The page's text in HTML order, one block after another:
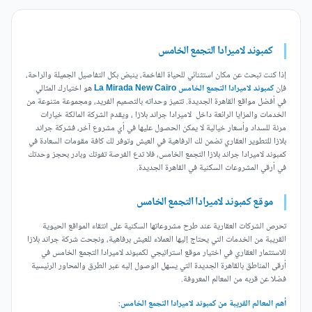
كمبوند لاميرادا التجمع الخامس
إذا كنت تبحث عن مكان استثنائي للحياة الفاخمة، ينبض بكل التفاصيل الجميلة والراحة،
فإنكمبوند لاميرادا التجمع الخامس La Mirada New Cairo
هو اختيارك المثالي
في أفضل مواقع القاهرة الجديدة. تتميز وحداته بالتصميم الفريد، ومجموعة متنوعة من
الخدمات والمزايا الرائعة داخل لاميرادا جراند بلازا ، ويقدم الشركة المالكة خيارات
مرنة للسداد وأسعار خيالية لا يمكن الحصول عليها في أي مشروع آخر، فشركة جراند
بلازا للتطوير العقاري تضمن لك الرفاهية في العيش وتوفر لك كافة مقومات السعادة في
كمبوند لاميرادا جراند بلازا التجمع الخامس، فلا تدع الفرصة تفوتك وبادر بحجز وحدتك
في أرقي المشروعات السكنية في القاهرة الجديدة.
موقع كمبوند لاميرادا التجمع الخامس
تحرص الشركات العقارية عند طرح مشروعاتها السكنية على انتقاء المواقع الحيوية
القريبة من الخدمات التي يحتاج إليها العملاء للعيش برفاهية، ونجحت شركة جراند بلازا
للاستثمار العقاري في اختيار موقع استراتيجي لكمبوند لاميرادا التجمع الخامس في
أرقى المناطق بالقاهرة الجديدة التي يسهل الوصول إليه عبر الطرق والمحاور الرئيسية
فضلا عن قربه من المعالم المعروفة.
أهم المعالم القريبة من كمبوند لاميرادا التجمع الخامس: